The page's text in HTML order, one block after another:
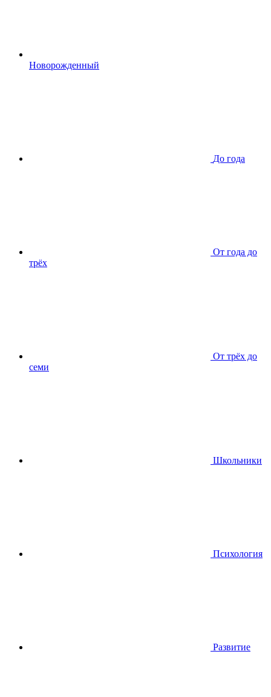
Новорожденный
До года
От года до
трёх
От трёх до
семи
Школьники
Психология
Развитие